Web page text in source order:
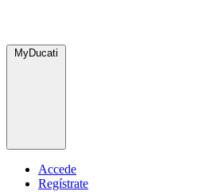
MyDucati
Accede
Regístrate